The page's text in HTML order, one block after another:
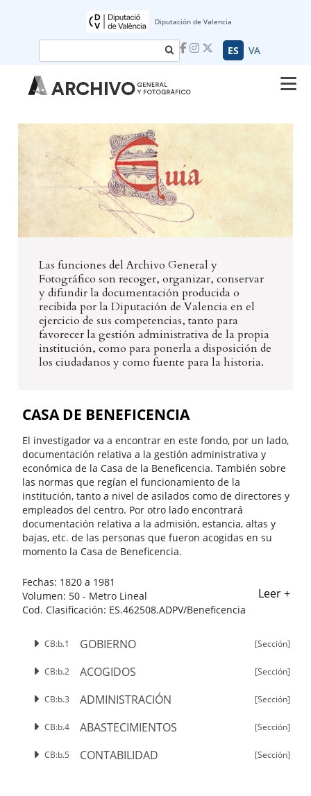
Diputación de Valencia
ES VA
Las funciones del Archivo General y
Fotográfico son recoger, organizar, conservar
y difundir la documentación producida o
recibida por la Diputación de Valencia en el
ejercicio de sus competencias, tanto para
favorecer la gestión administrativa de la propia
institución, como para ponerla a disposición de
los ciudadanos y como fuente para la historia.
CASA DE BENEFICENCIA
El investigador va a encontrar en este fondo, por un lado,
documentación relativa a la gestión administrativa y
económica de la Casa de la Beneficencia. También sobre
las normas que regían el funcionamiento de la
institución, tanto a nivel de asilados como de directores y
empleados del centro. Por otro lado encontrará
documentación relativa a la admisión, estancia, altas y
bajas, etc. de las personas que fueron acogidas en su
momento la Casa de Beneficencia.
Fechas: 1820 a 1981
Volumen: 50 - Metro Lineal
Cod. Clasificación: ES.462508.ADPV/Beneficencia
Leer +
CB:b.1 GOBIERNO [Sección]
CB:b.2 ACOGIDOS [Sección]
CB:b.3 ADMINISTRACIÓN [Sección]
CB:b.4 ABASTECIMIENTOS [Sección]
CB:b.5 CONTABILIDAD [Sección]